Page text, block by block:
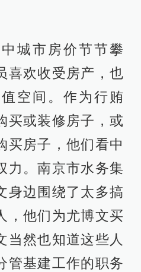
城市房价节节攀
喜欢收受房产，也
空间。作为行贿
买或装修房子，或
买房子，他们看中
力。南京市水务集
身边围绕了太多搞
，他们为尤博文买
当然也知道这些人
管基建工作的职务